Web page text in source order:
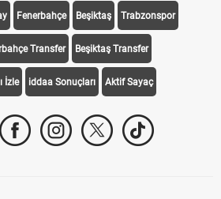
Fenerbahçe Beşiktaş Trabzonspor
Transfer Beşiktaş Transfer
İzle iddaa Sonuçları Aktif Sayaç